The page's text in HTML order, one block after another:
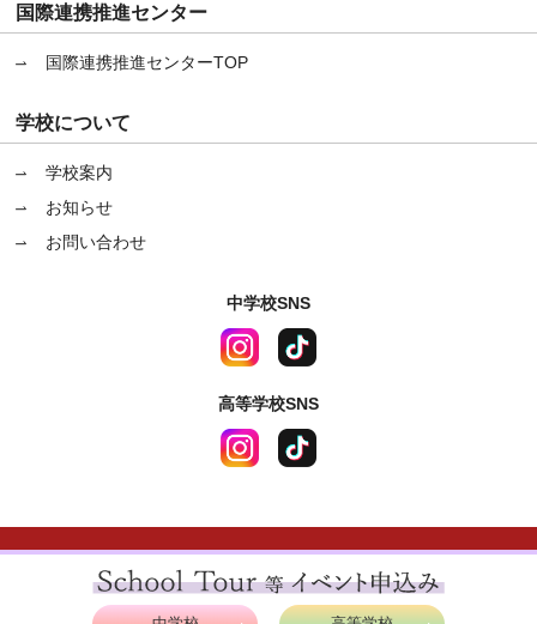
国際連携推進センター
国際連携推進センターTOP
学校について
学校案内
お知らせ
お問い合わせ
中学校SNS
高等学校SNS
〒670-0964 兵庫県姫路市豊沢町83番地
サイトポリシー| プライバシーポリシー